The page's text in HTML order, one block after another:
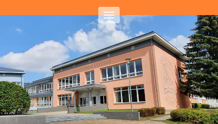
Toggle
navigation